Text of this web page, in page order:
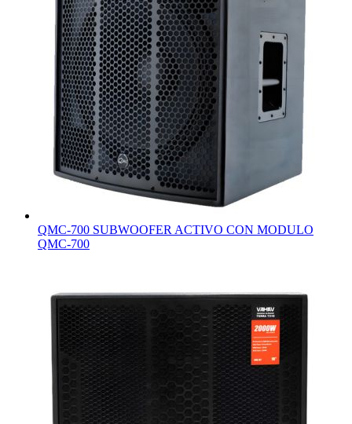
QMC-700 SUBWOOFER ACTIVO CON MODULO
QMC-700